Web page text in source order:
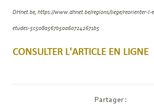
DHnet.be, https://www.dhnet.be/regions/liege/reorienter-l-
etudes-5c508a567b50a607242671b5
CONSULTER L'ARTICLE EN LIGNE
Partager :